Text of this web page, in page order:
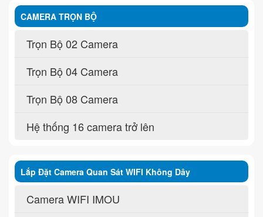
CAMERA TRỌN BỘ
Trọn Bộ 02 Camera
Trọn Bộ 04 Camera
Trọn Bộ 08 Camera
Hệ thống 16 camera trở lên
Lắp Đặt Camera Quan Sát WIFI Không Dây
Camera WIFI IMOU